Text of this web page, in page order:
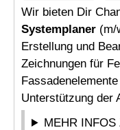
Wir bieten Dir
Systemplaner (m/
Erstellung und
Zeichnungen für
Unterstützung der
MEHR INFOS